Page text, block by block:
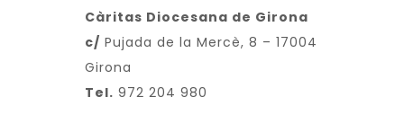
Càritas Diocesana de Girona
c/ Pujada de la Mercè, 8 – 17004
Girona
Tel. 972 204 980